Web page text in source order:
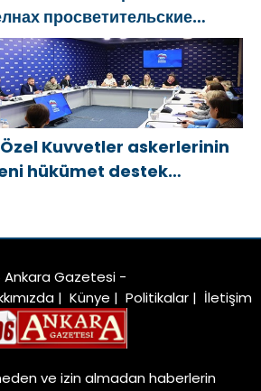
просветительские
молодых специалистов
Kuvvetler askerlerinin
hükümet destek
Gazetesi -
| Künye | Politikalar | İletişim
ve izin almadan haberlerin